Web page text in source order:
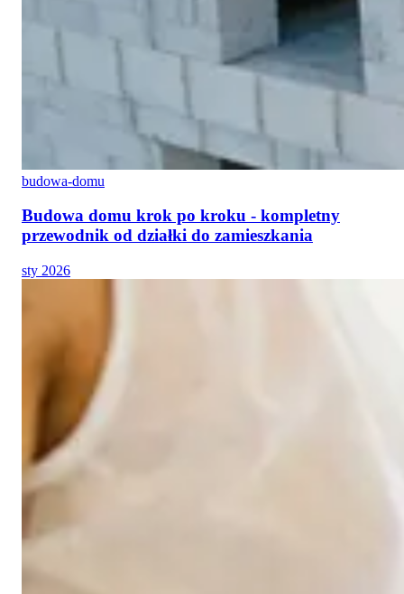
budowa-domu
Budowa domu krok po kroku - kompletny
przewodnik od działki do zamieszkania
sty 2026